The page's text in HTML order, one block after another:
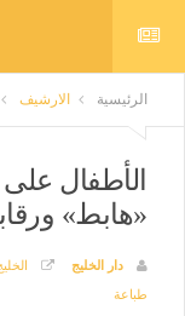
الرئيسية الارشيف
الأطفال
«هابط»
دار الخليج
طباعة